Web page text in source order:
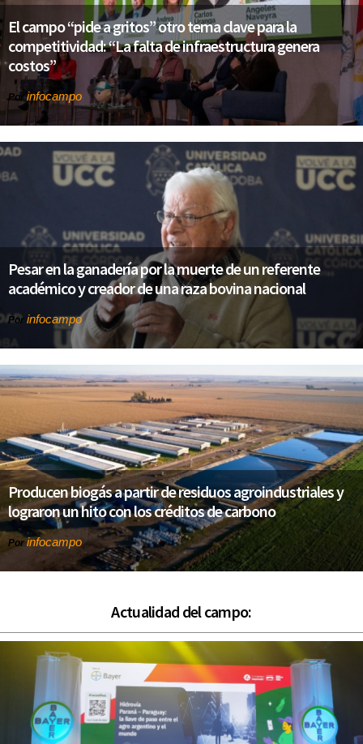
El campo “pide a gritos” otro tema clave para la
competitividad: “La falta de infraestructura genera
costos”
Porinfocampo
Pesar en la ganadería por la muerte de un referente
académico y creador de una raza bovina nacional
Por infocampo
Producen biogás a partir de residuos agroindustriales y
lograron un hito con los créditos de carbono
Por infocampo
Actualidad del campo: